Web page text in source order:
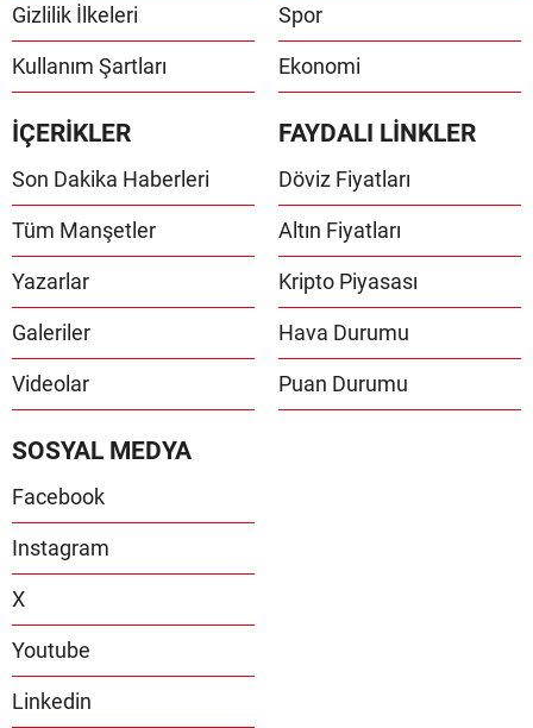
Gizlilik İlkeleri
Kullanım Şartları
Spor
Ekonomi
İÇERİKLER
Son Dakika Haberleri
Tüm Manşetler
Yazarlar
Galeriler
Videolar
FAYDALI LİNKLER
Döviz Fiyatları
Altın Fiyatları
Kripto Piyasası
Hava Durumu
Puan Durumu
SOSYAL MEDYA
Facebook
Instagram
X
Youtube
Linkedin